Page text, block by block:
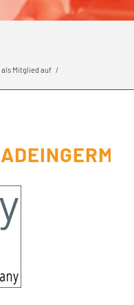
als Mitglied auf /